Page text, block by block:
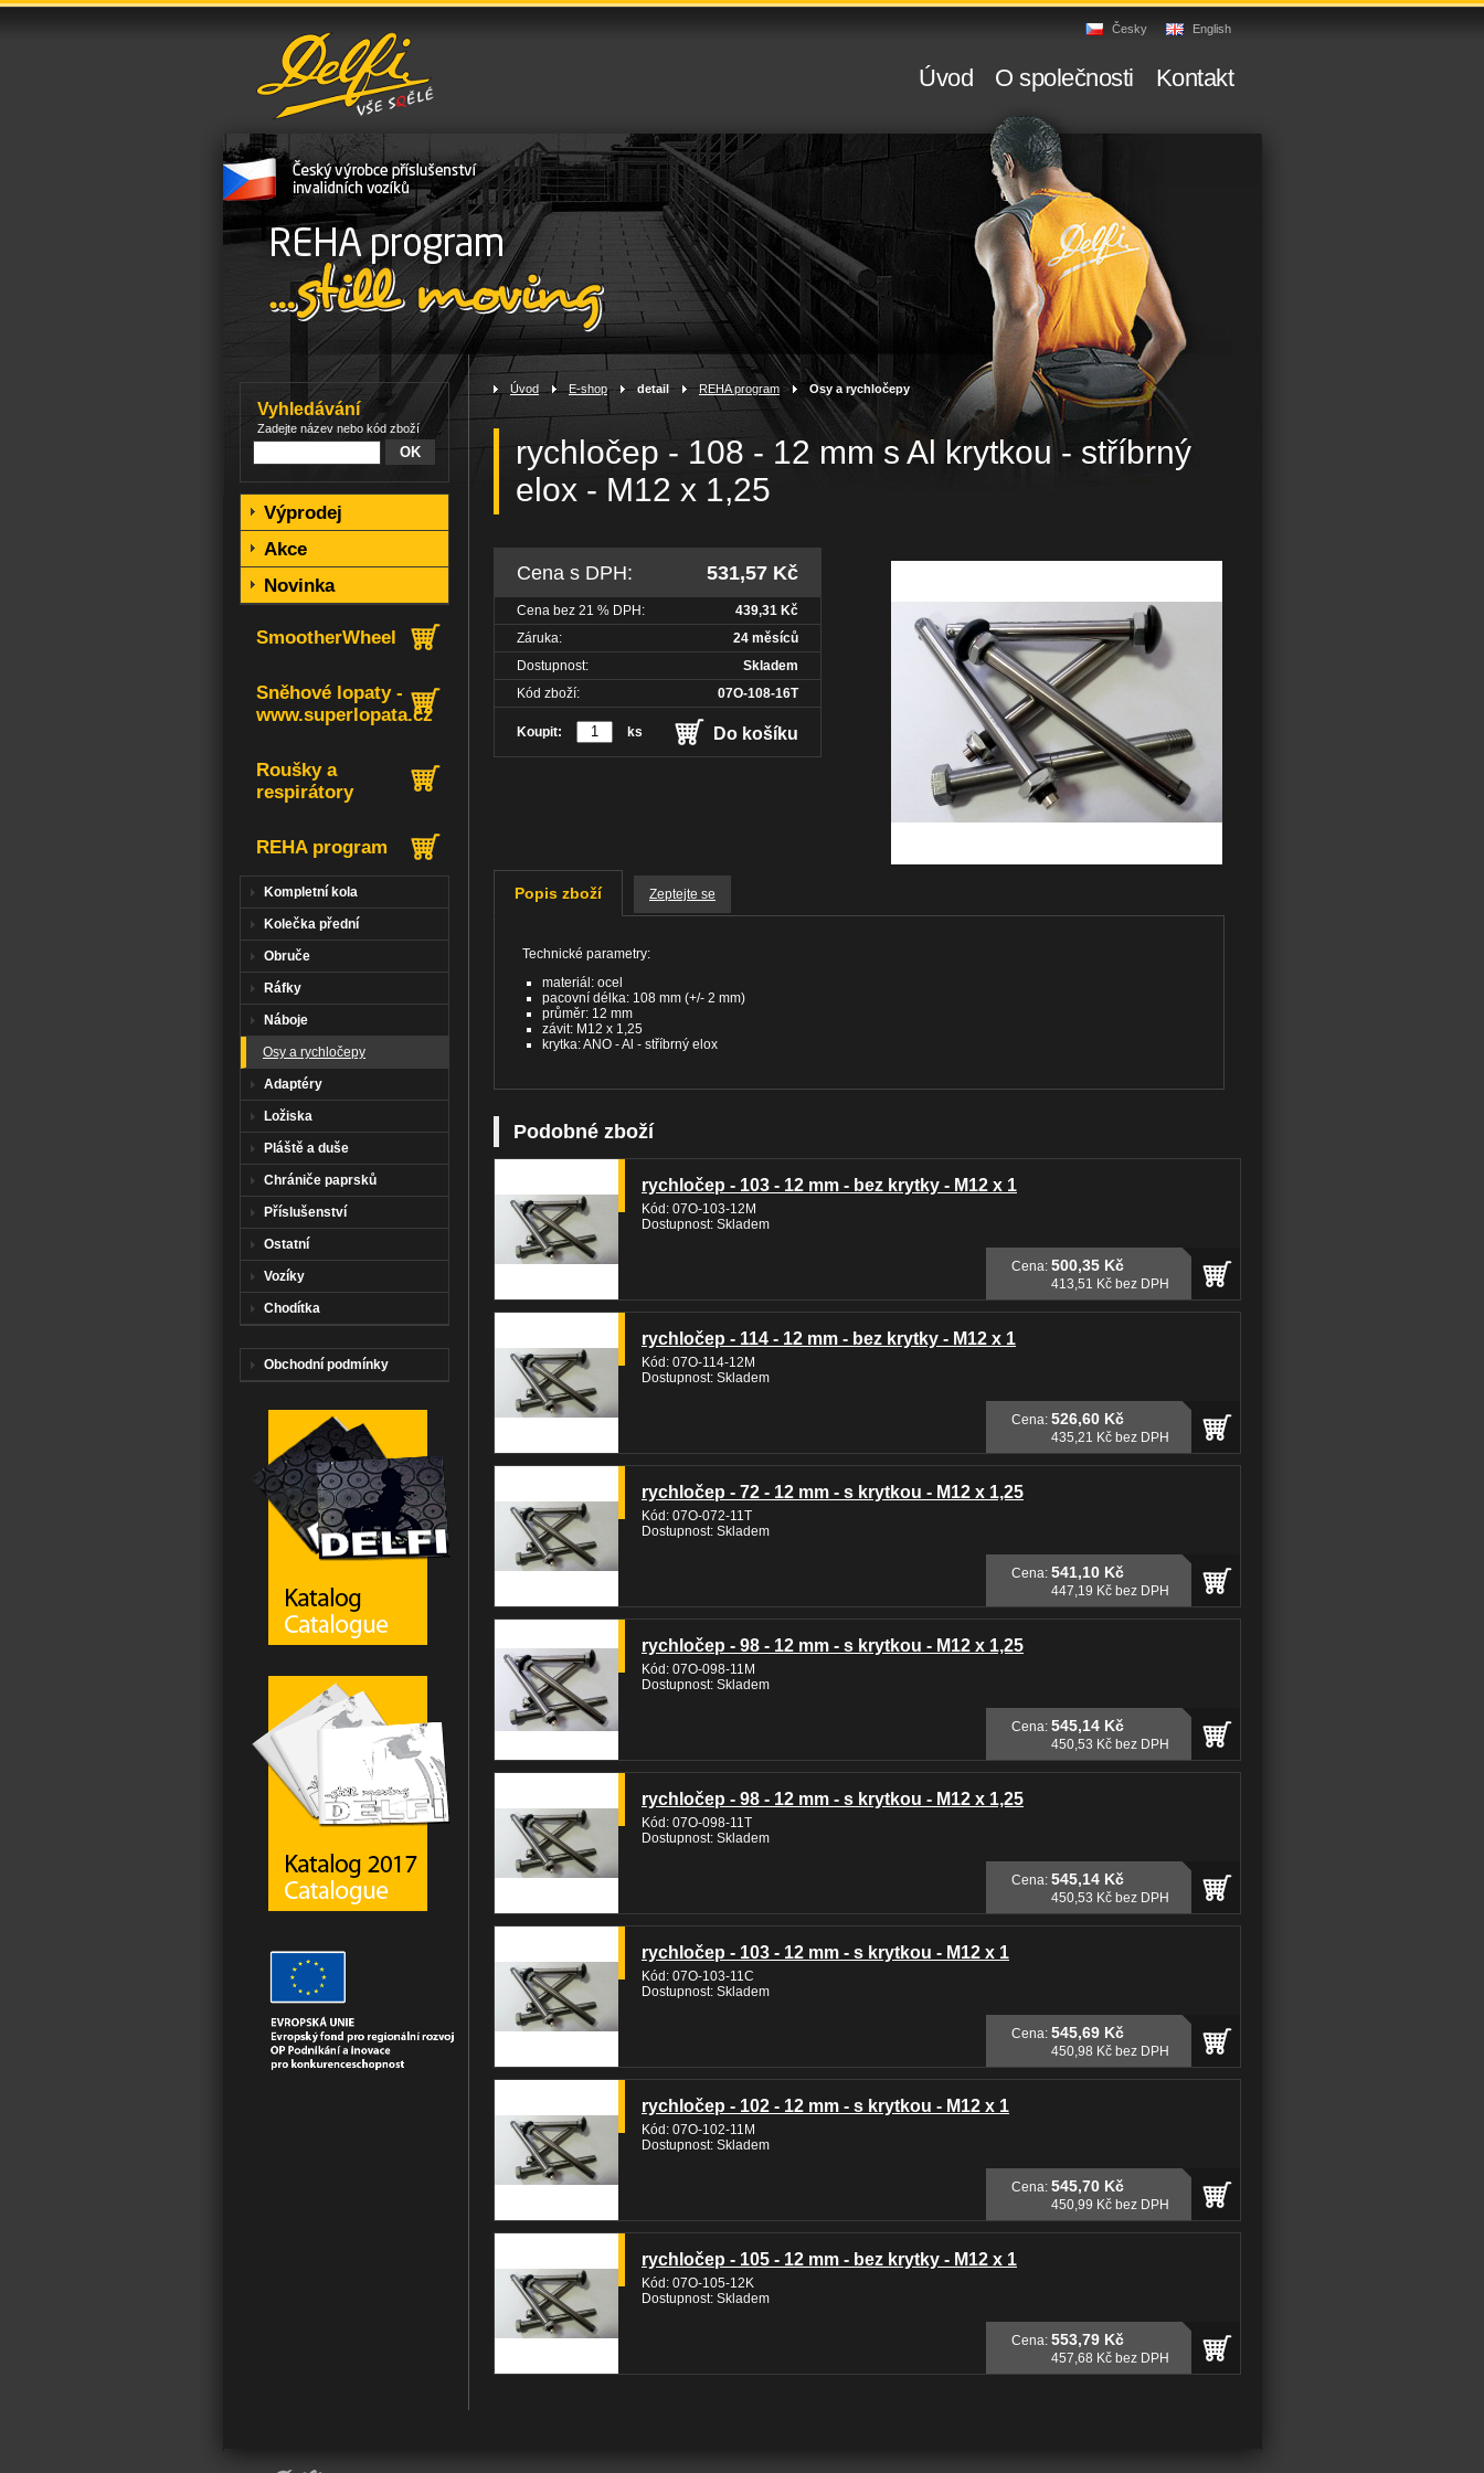
Úvod > E-shop> detail REHA program > Osy a rychločepy
rychločep - 108 - 12 mm s Al krytkou - stříbrný
elox - M12 x 1,25
Cena s DPH: 531,57 Kč
Cena bez 21 % DPH:
439,31 Kč
Záruka:
24 měsíců
Dostupnost:
Skladem
Kód zboží:
07O-108-16T
Koupit: ks Do košíku
Popis zboží Zeptejte se
Technické parametry:
materiál: ocel
pacovní délka: 108 mm (+/- 2 mm)
průměr: 12 mm
závit: M12 x 1,25
krytka: ANO - Al - stříbrný elox
Podobné zboží
rychločep - 103 - 12 mm - bez krytky - M12 x 1
Kód: 07O-103-12M
Dostupnost: Skladem
Cena: 500,35 Kč
413,51 Kč bez DPH
rychločep - 114 - 12 mm - bez krytky - M12 x 1
Kód: 07O-114-12M
Dostupnost: Skladem
Cena: 526,60 Kč
435,21 Kč bez DPH
rychločep - 72 - 12 mm - s krytkou - M12 x 1,25
Kód: 07O-072-11T
Dostupnost: Skladem
Cena: 541,10 Kč
447,19 Kč bez DPH
rychločep - 98 - 12 mm - s krytkou - M12 x 1,25
Kód: 07O-098-11M
Dostupnost: Skladem
Cena: 545,14 Kč
450,53 Kč bez DPH
rychločep - 98 - 12 mm - s krytkou - M12 x 1,25
Kód: 07O-098-11T
Dostupnost: Skladem
Cena: 545,14 Kč
450,53 Kč bez DPH
rychločep - 103 - 12 mm - s krytkou - M12 x 1
Kód: 07O-103-11C
Dostupnost: Skladem
Cena: 545,69 Kč
450,98 Kč bez DPH
rychločep - 102 - 12 mm - s krytkou - M12 x 1
Kód: 07O-102-11M
Dostupnost: Skladem
Cena: 545,70 Kč
450,99 Kč bez DPH
rychločep - 105 - 12 mm - bez krytky - M12 x 1
Kód: 07O-105-12K
Dostupnost: Skladem
Cena: 553,79 Kč
457,68 Kč bez DPH
Vyhledávání
Zadejte název nebo kód zboží
Výprodej
Akce
Novinka
SmootherWheel
Sněhové lopaty -
www.superlopata.cz
Roušky a
respirátory
REHA program
Kompletní kola
Kolečka přední
Obruče
Ráfky
Náboje
Osy a rychločepy
Adaptéry
Ložiska
Pláště a duše
Chrániče paprsků
Příslušenství
Ostatní
Vozíky
Chodítka
Obchodní podmínky
Úvod O společnosti Kontakt
Česky English